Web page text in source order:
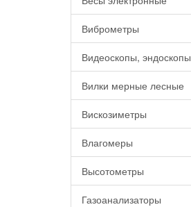
Виброметры
Видеоскопы, эндоскопы
Вилки мерные лесные
Вискозиметры
Влагомеры
Высотометры
Газоанализаторы